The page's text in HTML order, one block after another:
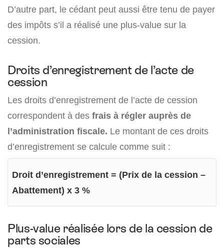
D’autre part, le cédant peut aussi être tenu de payer
des impôts s’il a réalisé une plus-value sur la
cession.
Droits d’enregistrement de l’acte de
cession
Les droits d’enregistrement de l’acte de cession
correspondent à des frais à régler auprès de
l’administration fiscale. Le montant de ces droits
d’enregistrement se calcule comme suit :
Droit d’enregistrement = (Prix de la cession –
Abattement) x 3 %
Plus-value réalisée lors de la cession de
parts sociales